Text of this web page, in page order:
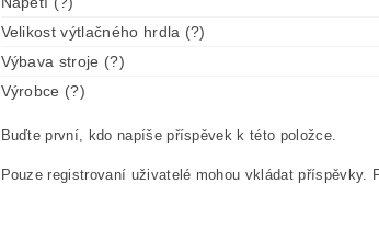
Velikost výtlačného hrdla (?)
Výbava stroje (?)
Výrobce (?)
Buďte první, kdo napíše příspěvek k této položce.
Pouze registrovaní uživatelé mohou vkládat příspěvky.